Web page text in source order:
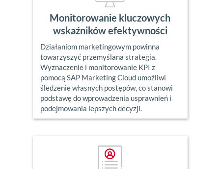
Monitorowanie kluczowych
wskaźników efektywności
Działaniom marketingowym powinna
towarzyszyć przemyślana strategia.
Wyznaczenie i monitorowanie KPI z
pomocą SAP Marketing Cloud umożliwi
śledzenie własnych postępów, co stanowi
podstawę do wprowadzenia usprawnień i
podejmowania lepszych decyzji.